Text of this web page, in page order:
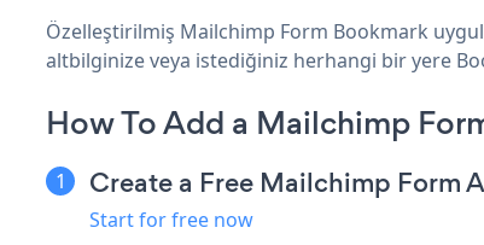
Özelleştirilmiş Mailchimp Form Bookmark
altbilginize veya istediğiniz herhangi bir yere
How To Add a Mailchimp
Create a Free Mailchimp Form
Start for free now